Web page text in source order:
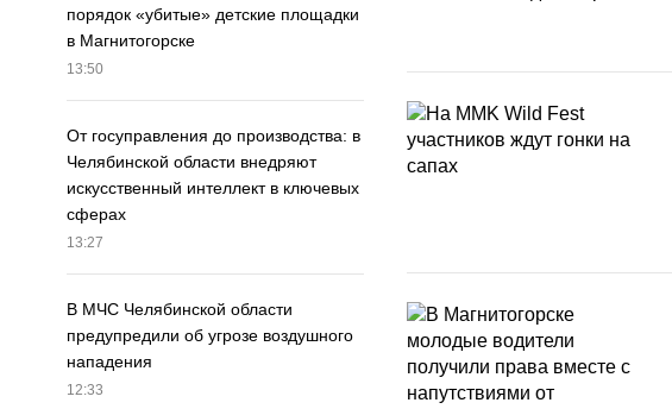
порядок «убитые» детские площадки
в Магнитогорске
13:50
От госуправления до производства: в
Челябинской области внедряют
искусственный интеллект в ключевых
сферах
13:27
В МЧС Челябинской области
предупредили об угрозе воздушного
нападения
12:33